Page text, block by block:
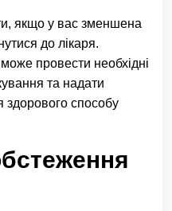
якщо у вас зменшена
до лікаря.
провести необхідні
та надати
здорового способу